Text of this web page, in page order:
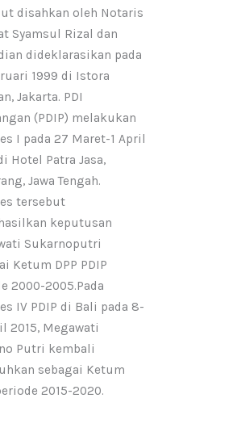
disahkan oleh Notaris
Syamsul Rizal dan
dideklarasikan pada
1999 di Istora
Jakarta. PDI
(PDIP) melakukan
I pada 27 Maret-1 April
Hotel Patra Jasa,
Jawa Tengah.
tersebut
keputusan
Sukarnoputri
Ketum DPP PDIP
2000-2005.Pada
IV PDIP di Bali pada 8-
2015, Megawati
Putri kembali
sebagai Ketum
2015-2020.